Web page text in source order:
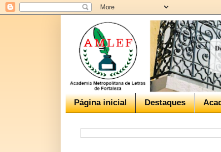
Página inicial Destaques